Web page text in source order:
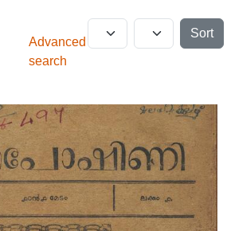
Advanced
search
Sort